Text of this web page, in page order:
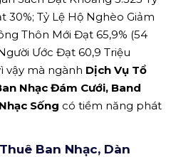
30%; Tỷ Lệ Hộ Nghèo Giảm
Thôn Mới Đạt 65,9% (54
Ước Đạt 60,9 Triệu
vậy mà ngành Dịch Vụ Tổ
Nhạc Đám Cưới, Band
Sống có tiềm năng phát
Ban Nhạc, Dàn